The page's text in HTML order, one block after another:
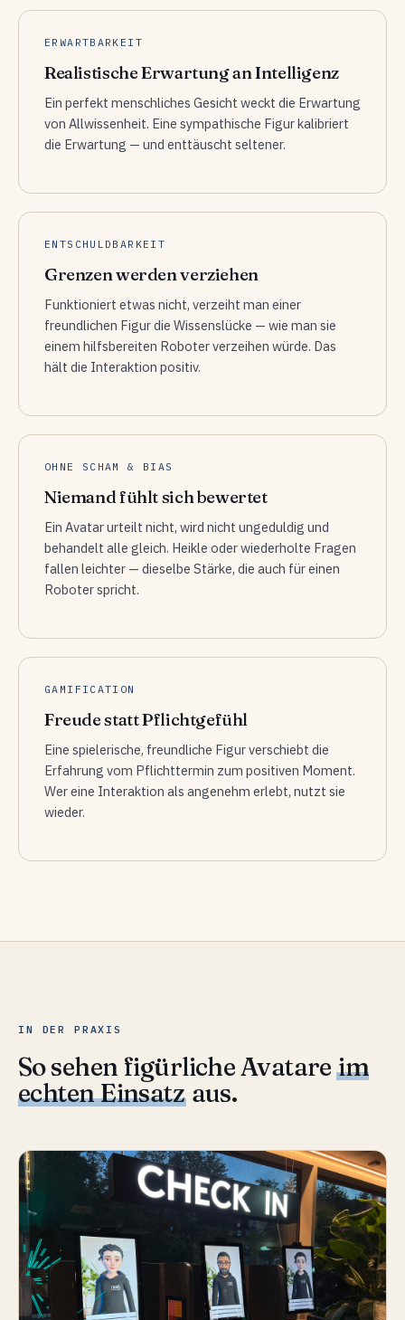
ERWARTBARKEIT
Realistische Erwartung an Intelligenz
Ein perfekt menschliches Gesicht weckt die Erwartung
von Allwissenheit. Eine sympathische Figur kalibriert
die Erwartung — und enttäuscht seltener.
ENTSCHULDBARKEIT
Grenzen werden verziehen
Funktioniert etwas nicht, verzeiht man einer
freundlichen Figur die Wissenslücke — wie man sie
einem hilfsbereiten Roboter verzeihen würde. Das
hält die Interaktion positiv.
OHNE SCHAM & BIAS
Niemand fühlt sich bewertet
Ein Avatar urteilt nicht, wird nicht ungeduldig und
behandelt alle gleich. Heikle oder wiederholte Fragen
fallen leichter — dieselbe Stärke, die auch für einen
Roboter spricht.
GAMIFICATION
Freude statt Pflichtgefühl
Eine spielerische, freundliche Figur verschiebt die
Erfahrung vom Pflichttermin zum positiven Moment.
Wer eine Interaktion als angenehm erlebt, nutzt sie
wieder.
IN DER PRAXIS
So sehen figürliche Avatareim
echten Einsatz aus.